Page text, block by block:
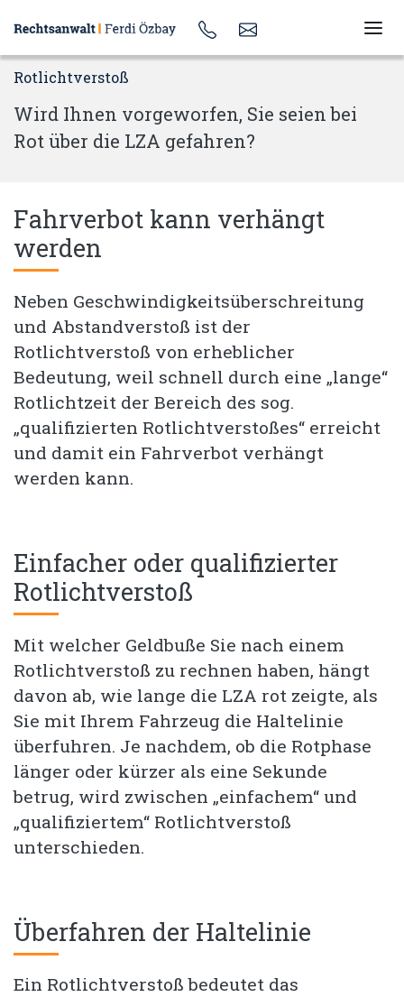
Rotlichtverstoß
Wird Ihnen vorgeworfen, Sie seien bei
Rot über die LZA gefahren?
Fahrverbot kann verhängt
werden
Neben Geschwindigkeitsüberschreitung
und Abstandverstoß ist der
Rotlichtverstoß von erheblicher
Bedeutung, weil schnell durch eine „lange“
Rotlichtzeit der Bereich des sog.
„qualifizierten Rotlichtverstoßes“ erreicht
und damit ein Fahrverbot verhängt
werden kann.
Einfacher oder qualifizierter
Rotlichtverstoß
Mit welcher Geldbuße Sie nach einem
Rotlichtverstoß zu rechnen haben, hängt
davon ab, wie lange die LZA rot zeigte, als
Sie mit Ihrem Fahrzeug die Haltelinie
überfuhren. Je nachdem, ob die Rotphase
länger oder kürzer als eine Sekunde
betrug, wird zwischen „einfachem“ und
„qualifiziertem“ Rotlichtverstoß
unterschieden.
Überfahren der Haltelinie
Ein Rotlichtverstoß bedeutet das